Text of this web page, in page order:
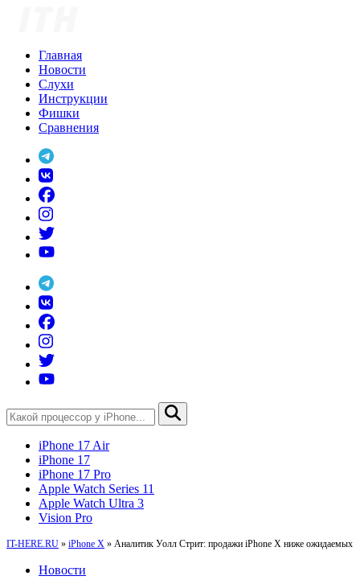
Главная
Новости
Слухи
Инструкции
Фишки
Сравнения
iPhone 17 Air
iPhone 17
iPhone 17 Pro
Apple Watch Series 11
Apple Watch Ultra 3
Vision Pro
IT-HERE.RU » iPhone X » Аналитик Уолл Стрит: продажи iPhone X ниже ожидаемых
Новости